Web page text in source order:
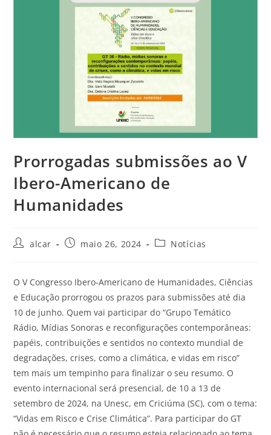
Prorrogadas submissões ao V
Ibero-Americano de
Humanidades
alcar maio 26, 2024 Notícias
O V Congresso Ibero-Americano de Humanidades, Ciências
e Educação prorrogou os prazos para submissões até dia
10 de junho. Quem vai participar do “Grupo Temático
Rádio, Mídias Sonoras e reconfigurações contemporâneas:
papéis, contribuições e sentidos no contexto mundial de
degradações, crises, como a climática, e vidas em risco”
tem mais um tempinho para finalizar o seu resumo. O
evento internacional será presencial, de 10 a 13 de
setembro de 2024, na Unesc, em Criciúma (SC), com o tema:
“Vidas em Risco e Crise Climática”. Para participar do GT